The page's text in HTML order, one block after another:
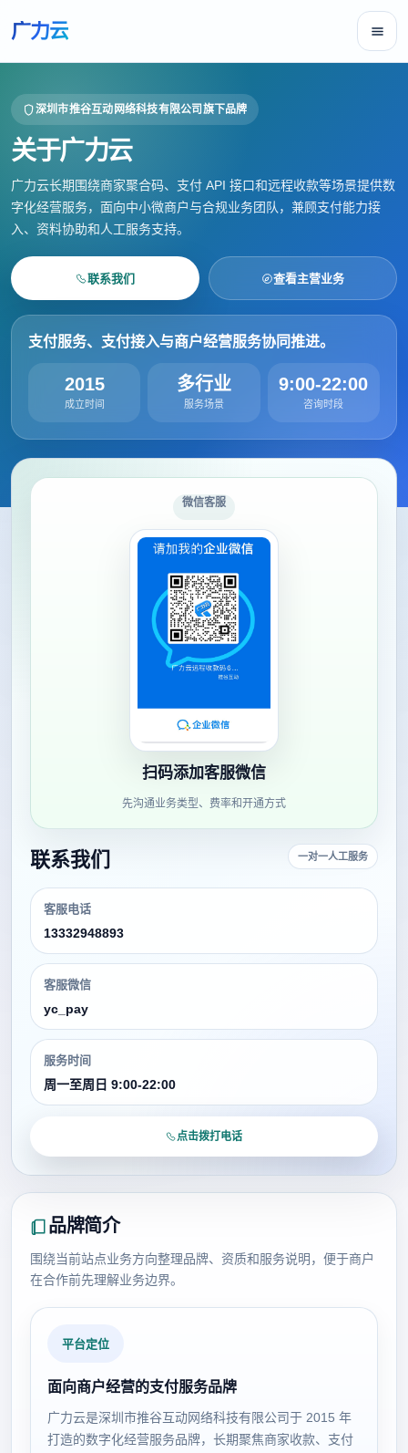
广力云
深圳市推谷互动网络科技有限公司旗下品牌
关于广力云
广力云长期围绕商家聚合码、支付 API 接口和远程收款等场景提供数
字化经营服务，面向中小微商户与合规业务团队，兼顾支付能力接
入、资料协助和人工服务支持。
联系我们 查看主营业务
支付服务、支付接入与商户经营服务协同推进。
2015
成立时间
多行业
服务场景
9:00-22:00
咨询时段
微信客服
扫码添加客服微信
先沟通业务类型、费率和开通方式
联系我们 一对一人工服务
客服电话
13332948893
客服微信
yc_pay
服务时间
周一至周日 9:00-22:00
点击拨打电话
品牌简介
围绕当前站点业务方向整理品牌、资质和服务说明，便于商户
在合作前先理解业务边界。
平台定位
面向商户经营的支付服务品牌
广力云是深圳市推谷互动网络科技有限公司于 2015 年
打造的数字化经营服务品牌，长期聚焦商家收款、支付